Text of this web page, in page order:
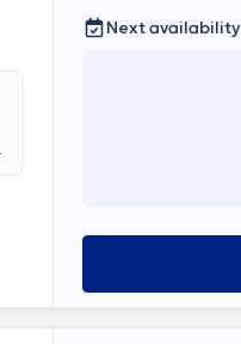
Next availability